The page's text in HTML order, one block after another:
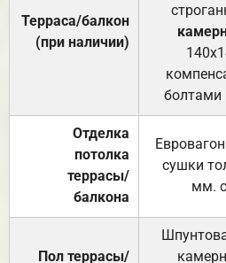
Терраса/балкон
(при наличии)
болтами
Отделка
потолка
террасы/
балкона
сушки
мм.
Пол террасы/